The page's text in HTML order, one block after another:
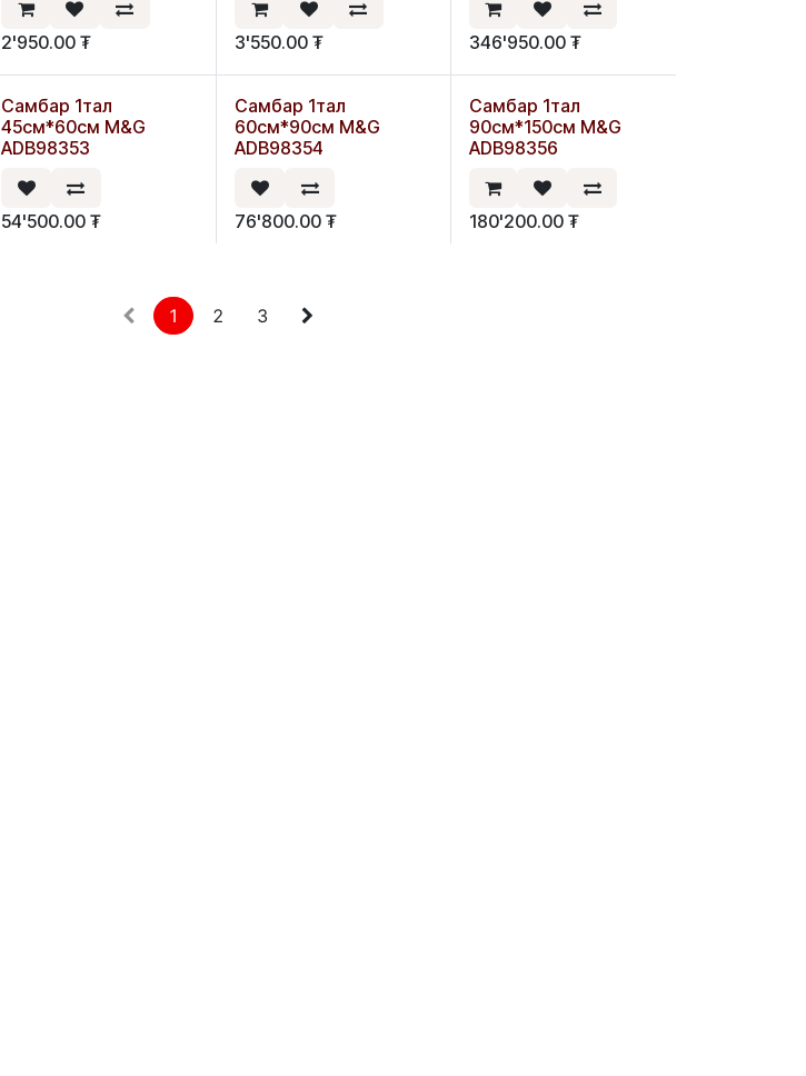
2'950.00 ₮ 3'550.00 ₮ 346'950.00₮
Самбар 1тал
45см*60см M&G
ADB98353
54'500.00 ₮
Самбар 1тал
60см*90см M&G
ADB98354
76'800.00 ₮
Самбар 1тал
90см*150см M&G
ADB98356
180'200.00₮
1 2 3